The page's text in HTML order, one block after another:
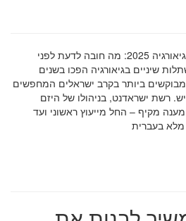
השתלות שיניים ושיקום פה בגיאורגיה 2025: מה חובה לדעת לפני
שיניים בגיאורגיה הפכו בשנים
ביותר בקרב ישראלים המחפשים
רשת ישראדנט, בניהולו של היזם
מקיף – החל מייעוץ ראשוני ועד